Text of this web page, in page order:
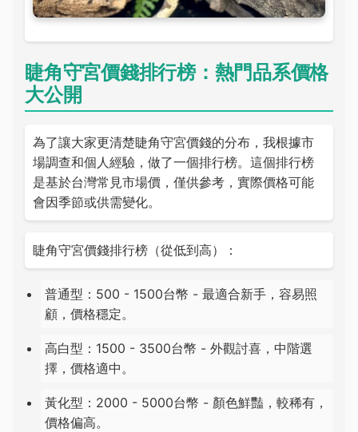
睫角守宮價錢排行榜：熱門品系價格
大公開
為了讓大家更清楚睫角守宮價錢的分布，我根據市
場調查和個人經驗，做了一個排行榜。這個排行榜
是基於台灣常見市場價，僅供參考，實際價格可能
會因季節或供需變化。
睫角守宮價錢排行榜（從低到高）：
普通型：500 - 1500台幣 - 最適合新手，容易照
顧，價格穩定。
高白型：1500 - 3500台幣 - 外觀討喜，中階選
擇，價格適中。
黃化型：2000 - 5000台幣 - 顏色鮮豔，較稀有，
價格偏高。